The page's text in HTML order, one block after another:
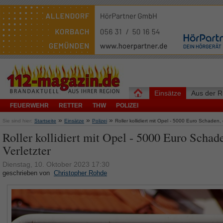
Einsätze
FEUERWEHR RETTER THW POLIZEI
Aus der
Sie sind hier: Startseite » Einsätze » Polizei » Roller kollidiert mit Opel - 5000 Euro Schaden,
Roller kollidiert mit Opel - 5000 Euro
Verletzter
Dienstag, 10. Oktober 2023 17:30
geschrieben von Christopher Rohde